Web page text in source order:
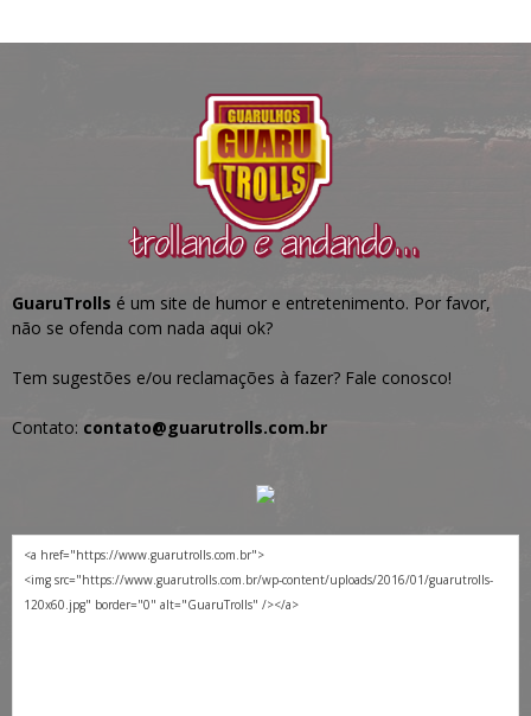
GuaruTrolls é um site de humor e entretenimento. Por favor,
não se ofenda com nada aqui ok?
Tem sugestões e/ou reclamações à fazer? Fale conosco!
Contato: contato@guarutrolls.com.br